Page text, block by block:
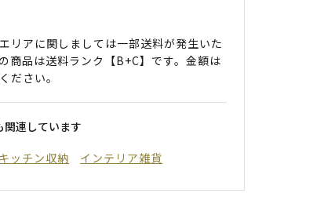
リアに関しましては一部送料が発生いた
商品は送料ランク【B+C】です。金額は
ださい。
関連しています
キッチン収納 インテリア雑貨